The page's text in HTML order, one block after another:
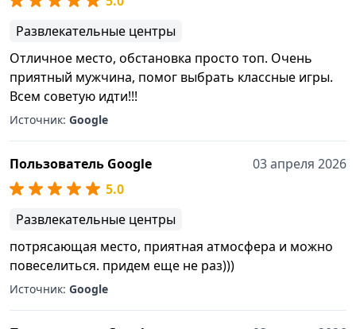
Развлекательные центры
Отличное место, обстановка просто топ. Очень
приятный мужчина, помог выбрать классные игры.
Всем советую идти!!!
Источник: Google
Пользователь Google
03 апреля 2026
5.0
Развлекательные центры
потрясающая место, приятная атмосфера и можно
повеселиться. придем еще не раз)))
Источник: Google